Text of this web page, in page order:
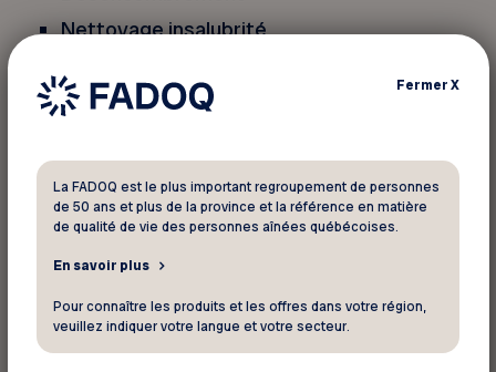
Nettoyage insalubrité
Décontamination – moisissure et amiante
Estimation gratuite!
www.airsaphir.com
FermerX
La FADOQ est le plus important regroupement de personnes
de 50 ans et plus de la province et la référence en matière
de qualité de vie des personnes aînées québécoises.
En savoir plus
Pour connaître les produits et les offres dans votre région,
veuillez indiquer votre langue et votre secteur.